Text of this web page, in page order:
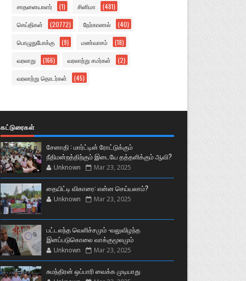
சாதனையாளர் (1) சினிமா (481)
செய்திகள் (20772) நேர்காணல் (40)
பொழுதுபோக்கு (9) மண்வாசம் (18)
வரலாறு (166) வரலாற்று சமர்கள் (2)
வரலாற்று தொடர்கள் (45)
கட்டுரைகள்
சேனாதி : மார்ட்டின் ரோட்டுக்கும்
நீதிமன்றத்திற்கும் இடையே தத்தளிக்கும் ஆவி?
Unknown Mar 23, 2025
தையிட்டி விகாரை: என்ன செய்யலாம்?
Unknown Mar 23, 2025
பட்டலந்த வெளிச்சமும் -வலுவிழந்த
இனப்படுகொலை வாக்குமூலமும்
Unknown Mar 23, 2025
சுமந்திரன் ஒப்பாரி வைக்க முடியாது